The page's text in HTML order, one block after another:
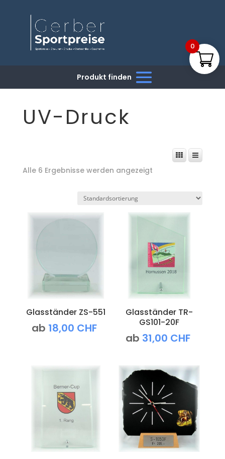
UV-Druck
Alle 6 Ergebnisse werden angezeigt
Glasständer ZS-551
ab 18,00 CHF
Glasständer TR-
GS101-20F
ab 31,00 CHF
0